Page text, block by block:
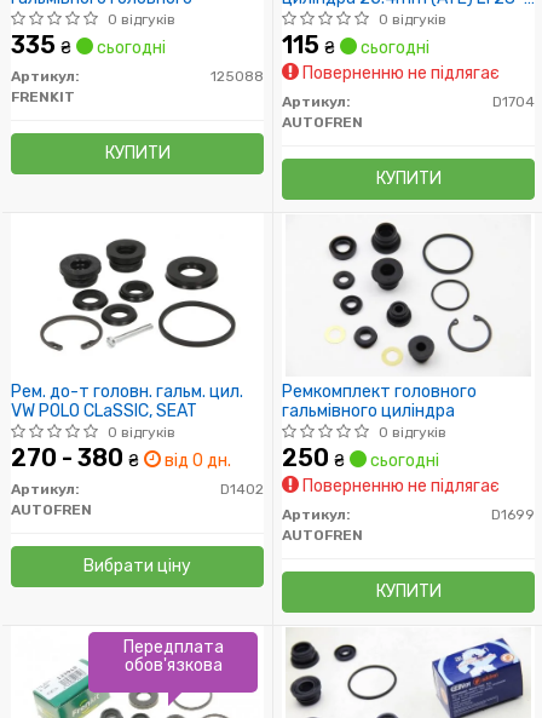
0 відгуків
335 ₴ сьогодні
Артикул:
125088
FRENKIT
КУПИТИ
35/40-55
0 відгуків
115 ₴
сьогодні
Поверненню не підлягає
Артикул:
D1704
AUTOFREN
КУПИТИ
Рем. до-т головн. гальм. цил.
VW POLO CLаSSIC, SEAT
0 відгуків
270 - 380 ₴ від 0 дн.
Артикул:
D1402
AUTOFREN
Вибрати ціну
Ремкомплект головного
гальмівного циліндра
0 відгуків
250 ₴
сьогодні
Поверненню не підлягає
Артикул:
D1699
AUTOFREN
КУПИТИ
Передплата
обов'язкова